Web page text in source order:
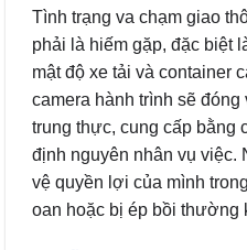
Tình trạng va chạm giao
phải là hiếm gặp, đặc biệt
mật độ xe tải và container
camera hành trình sẽ
trung thực, cung cấp bằng
định nguyên nhân vụ việc.
vệ quyền lợi của mình
oan hoặc bị ép bồi thường